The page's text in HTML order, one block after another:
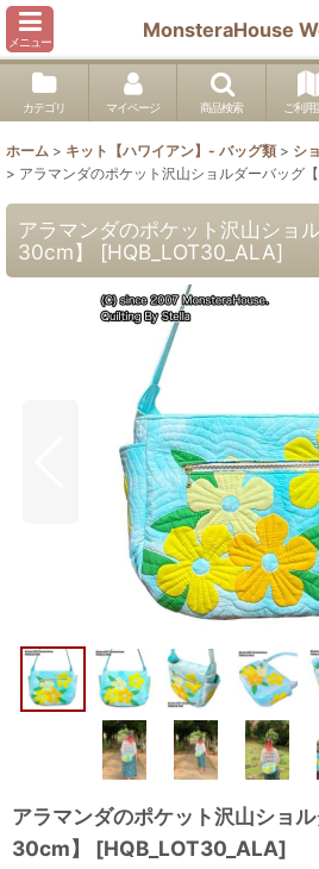
メニュー
MonsteraHouse
カテゴリ マイページ 商品検索 ご利用
ホーム > キット【ハワイアン】- バッグ類 > シ
> アラマンダのポケット沢山ショルダーバッグ【
アラマンダのポケット沢山ショ
30cm】
[HQB_LOT30_ALA]
アラマンダのポケット沢山ショ
30cm】
[HQB_LOT30_ALA]